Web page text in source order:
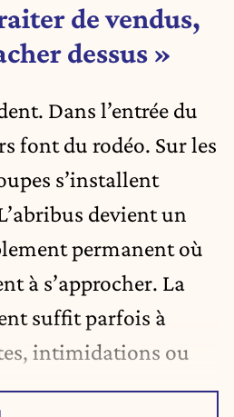
de vendus,
dessus »
Dans l’entrée du
font du rodéo. Sur les
s’installent
devient un
permanent où
à s’approcher. La
suffit parfois à
intimidations ou